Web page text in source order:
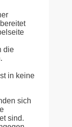
die
in keine
sich
sind.